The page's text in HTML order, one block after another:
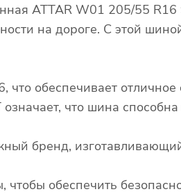
ATTAR W01 205/55
на дороге. С этой
обеспечивает
что шина
бренд,
обеспечить